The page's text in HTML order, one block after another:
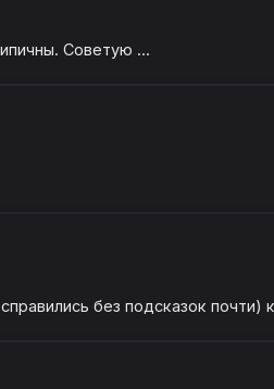
Советую ...
без подсказок почти)